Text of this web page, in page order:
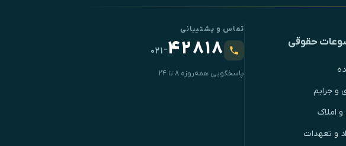
حقوقی
و جرایم
و املاک
و تعهدات
تماس و پشتیبانی
۴۲۸۱۸-۰۲۱
پاسخگویی همه‌روزه ۸ تا ۲۴